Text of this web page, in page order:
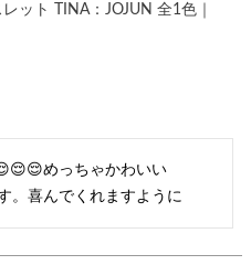
ット TINA：JOJUN 全1色｜
めっちゃかわいい
喜んでくれますように